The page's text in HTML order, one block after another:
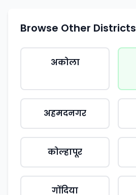
Browse Other Districts
अकोला
अहमदनगर
कोल्हापूर
गोंदिया